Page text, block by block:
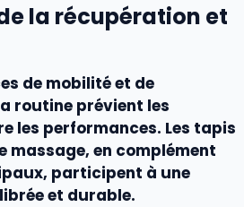
la récupération et
de mobilité et de
routine prévient les
les performances. Les tapis
massage, en complément
participent à une
et durable.